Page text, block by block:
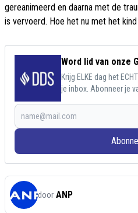
gereanimeerd en daarna met de
is vervoerd. Hoe het nu met het
Word lid van onze
Krijg ELKE dag het
je inbox. Abonneer je
door ANP